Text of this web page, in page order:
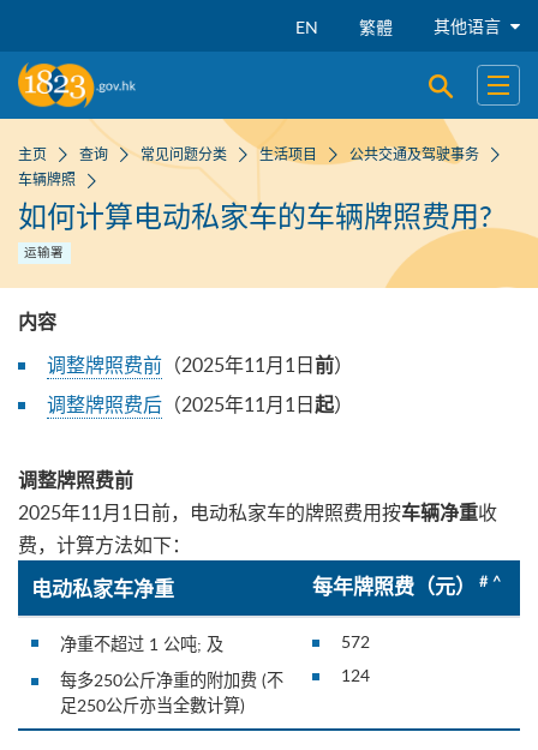
EN 繁體 其他语言
开启搜寻
开启
主页 查询 常见问题分类 生活项目
公共交通及驾驶事务
车辆牌照
如何计算电动私家车的车辆牌照费用?
运输署
内容
调整牌照费前 （2025年11月1日前）
调整牌照费后 （2025年11月1日起）
调整牌照费前
2025年11月1日前，电动私家车的牌照费用按车辆净重收
费，计算方法如下：
电动私家车净重 每年牌照费 （元） # ^
净重不超过 1 公吨; 及
每多250公斤净重的附加费 (不
足250公斤亦当全數计算)
572
124